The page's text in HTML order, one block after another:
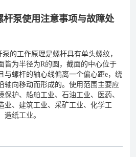
杆泵使用注意事项与故障处
泵的工作原理是螺杆具有单头螺纹，
皆为半径为R的圆，截面的中心位于
与螺杆的轴心线偏离一个偏心距e，绕
轴向移动而形成的。使用范围主要应
保护、船舶工业、石油工业、医药、
业、建筑工业、采矿工业、化学工
造纸工业。